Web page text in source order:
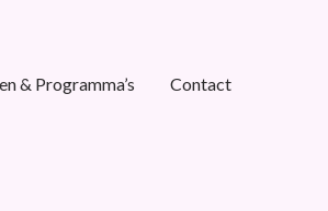
& Programma’s Contact